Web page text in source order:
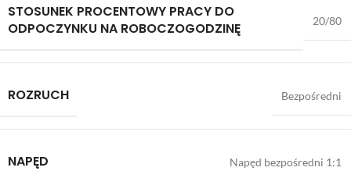
STOSUNEK PROCENTOWY PRACY DO
ODPOCZYNKU NA ROBOCZOGODZINĘ
20/80
ROZRUCH Bezpośredni
NAPĘD Napęd bezpośredni 1:1